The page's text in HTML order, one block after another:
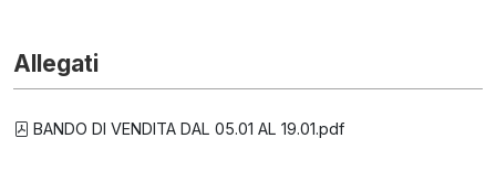
Allegati
BANDO DI VENDITA DAL 05.01 AL 19.01.pdf